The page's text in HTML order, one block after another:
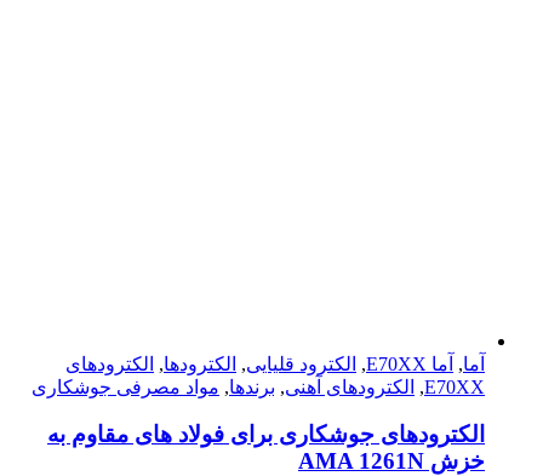
آما, آما E70XX , الکترود قلیایی, الکترودها, الکترود‌های
E70XX
, الکترود‌های آهنی, برندها, مواد مصرفی جوشکاری
الکترودهای جوشکاری برای فولاد های مقاوم به
خزش AMA 1261N